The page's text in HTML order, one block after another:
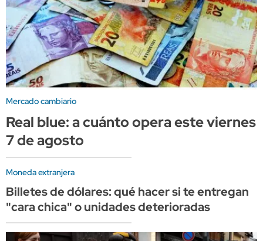
Mercado cambiario
Real blue: a cuánto opera este viernes
7 de agosto
Moneda extranjera
Billetes de dólares: qué hacer si te entregan
"cara chica" o unidades deterioradas